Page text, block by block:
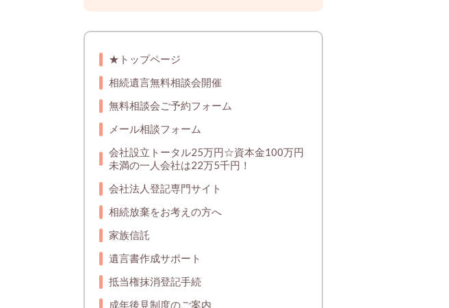
★トップページ
相続遺言無料相談会開催
無料相談会ご予約フォーム
メール相談フォーム
会社設立トータル25万円☆資本金100万円
未満の一人会社は22万5千円！
会社法人登記専門サイト
相続放棄をお考えの方へ
家族信託
遺言書作成サポート
抵当権抹消登記手続
成年後見制度のご案内